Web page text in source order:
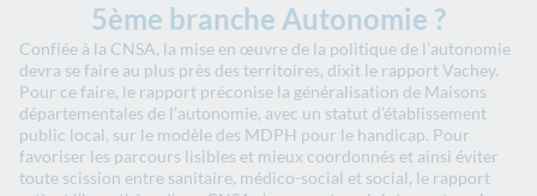
5ème branche Autonomie ?
Confiée à la CNSA, la mise en œuvre de la politique de l’autonomie
devra se faire au plus près des territoires, dixit le rapport Vachey.
Pour ce faire, le rapport préconise la généralisation de Maisons
départementales de l’autonomie, avec un statut d’établissement
public local, sur le modèle des MDPH pour le handicap. Pour
favoriser les parcours lisibles et mieux coordonnés et ainsi éviter
toute scission entre sanitaire, médico-social et social, le rapport